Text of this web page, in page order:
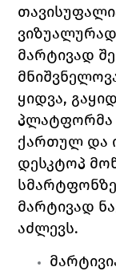
მარტივად
ყიდვა,
პლატფორმა
ქართულ და
დესკტოპ
მარტივად
აძლევს.